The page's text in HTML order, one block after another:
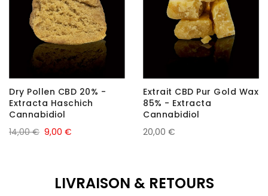
Dry Pollen CBD 20% -
Extracta Haschich
Cannabidiol
9,00 €
14,00 €
Extrait CBD Pur Gold Wax
85% - Extracta
Cannabidiol
20,00 €
LIVRAISON & RETOURS